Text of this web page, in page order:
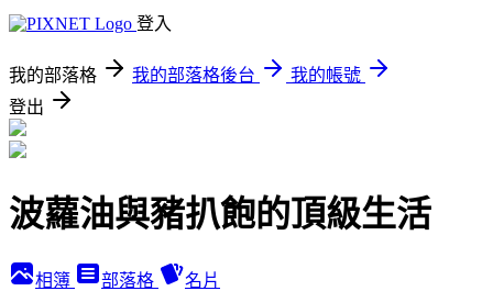
登入
我的部落格 我的部落格後台
我的帳號
登出
波蘿油與豬扒飽的頂級生活
相簿 部落格 名片